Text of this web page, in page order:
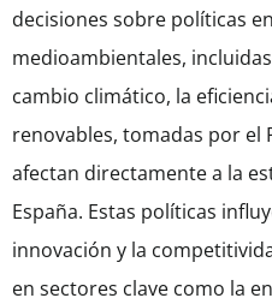
decisiones sobre políticas
medioambientales,
cambio climático, la
renovables, tomadas por el
afectan directamente a la
España. Estas políticas
innovación y la
en sectores clave como la